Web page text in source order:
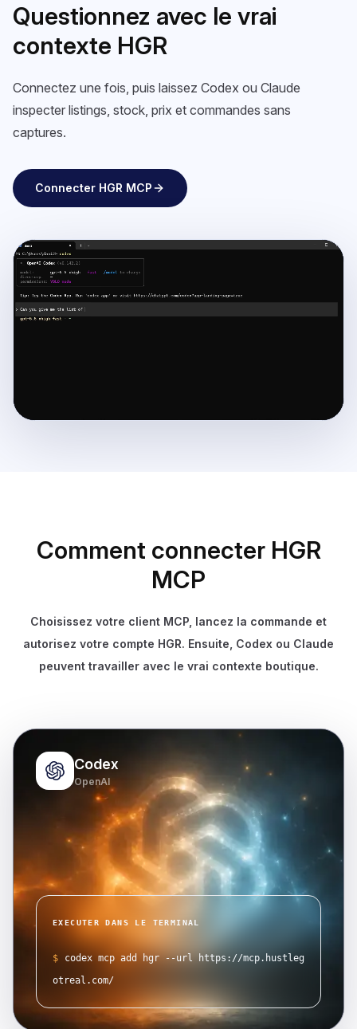
Questionnez avec le vrai
contexte HGR
Connectez une fois, puis laissez Codex ou Claude
inspecter listings, stock, prix et commandes sans
captures.
Connecter HGR MCP
Comment connecter HGR
MCP
Choisissez votre client MCP, lancez la commande et
autorisez votre compte HGR. Ensuite, Codex ou Claude
peuvent travailler avec le vrai contexte boutique.
Codex
OpenAI
EXECUTER DANS LE TERMINAL
$ codex mcp add hgr --url https://mcp.hustleg
otreal.com/